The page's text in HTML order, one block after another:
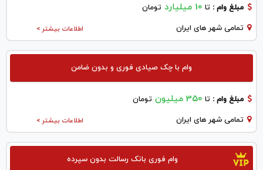
مبلغ وام : تا 10 میلیارد تومان
اطلاعات بیشتر > تمامی شهر های ایران
وام با چک صیادی فوری و بدون ضامن
مبلغ وام : تا 350 میلیون تومان
اطلاعات بیشتر > تمامی شهر های ایران
وام فوری بانک رسالت بدون سپرده